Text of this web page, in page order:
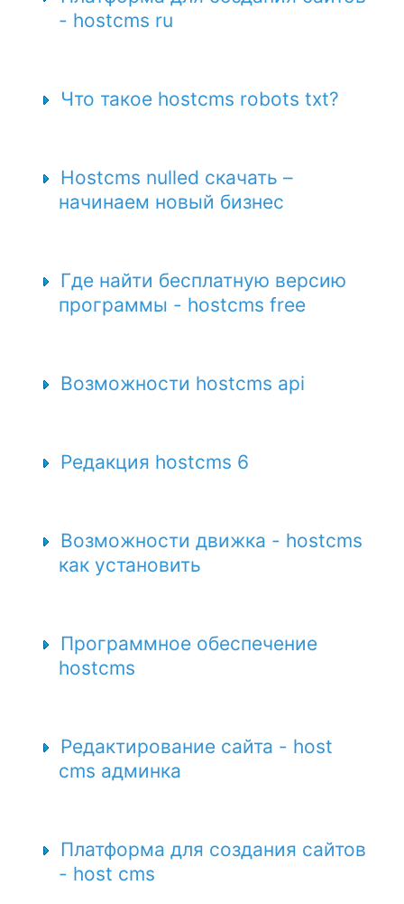
- hostcms ru
Что такое hostcms robots txt?
Hostcms nulled скачать –
начинаем новый бизнес
Где найти бесплатную версию
программы - hostcms free
Возможности hostcms api
Редакция hostcms 6
Возможности движка - hostcms
как установить
Программное обеспечение
hostcms
Редактирование сайта - host
cms админка
Платформа для создания сайтов
- host cms